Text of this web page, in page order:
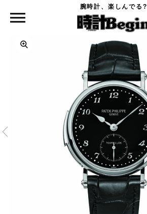
腕時計、楽しんでる?
PATEK PHILIPPE 5539